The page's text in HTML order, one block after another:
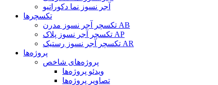
آجر نسوز نما دکوراتیو
تکسچرها
تکسچر آجر نسوز مدرن AB
تکسچر آجر نسوز پلاک AP
تکسچر آجر نسوز رستیک AR
پروژه‌ها
پروژه‌های شاخص
ویدئو پروژه‌ها
تصاویر پروژه‌ها